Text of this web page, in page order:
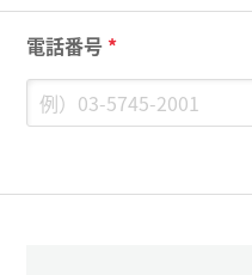
電話番号 *